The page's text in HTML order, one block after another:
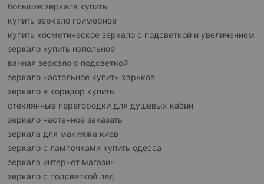
большие зеркала купить
купить зеркало гримерное
купить косметическое зеркало с подсветкой и увеличением
зеркало купить напольное
ванная зеркало с подсветкой
зеркало настольное купить харьков
зеркало в коридор купить
стеклянные перегородки для душевых кабин
зеркало настенное заказать
зеркала для макияжа киев
зеркало с лампочками купить одесса
зеркала интернет магазин
зеркало с подсветкой лед